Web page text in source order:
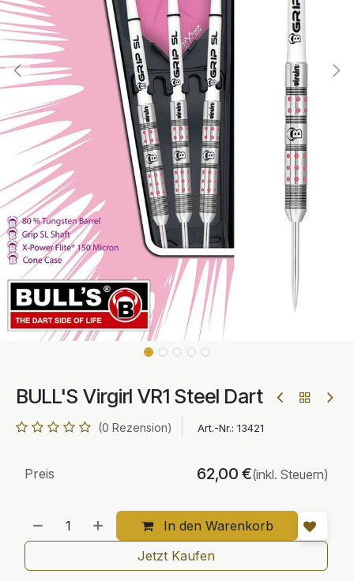
BULL'S Virgirl VR1 Steel Dart
(0 Rezension) Art.-Nr.: 13421
In den Warenkorb
Preis 62,00 €(inkl. Steuern)
Jetzt Kaufen